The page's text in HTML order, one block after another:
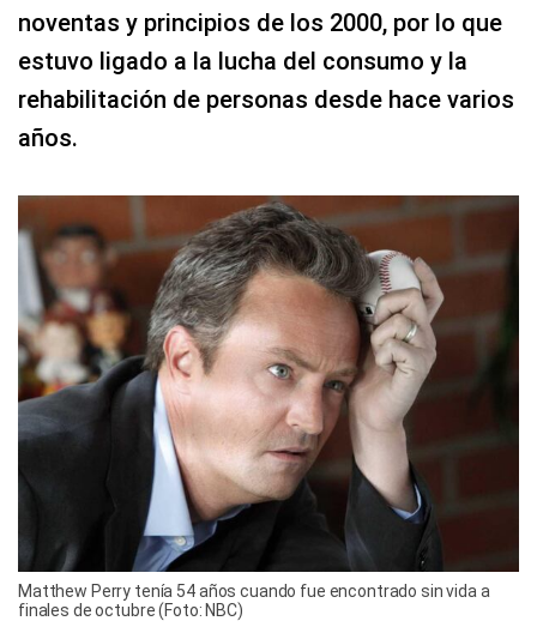
noventas y principios de los 2000, por lo que
estuvo ligado a la lucha del consumo y la
rehabilitación de personas desde hace varios
años.
Matthew Perry tenía 54 años cuando fue encontrado sin vida a
finales de octubre (Foto: NBC)